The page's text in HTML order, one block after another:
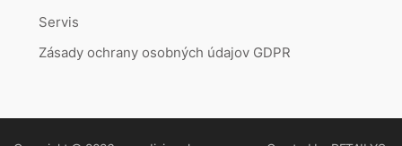
Servis
Zásady ochrany osobných údajov GDPR